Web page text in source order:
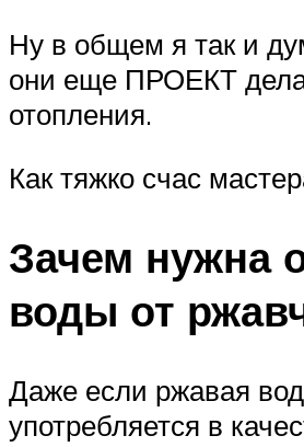
Ну в общем я так и
они еще ПРОЕКТ
отопления.
Как тяжко счас
Зачем нужна
воды от
Даже если ржавая
употребляется в